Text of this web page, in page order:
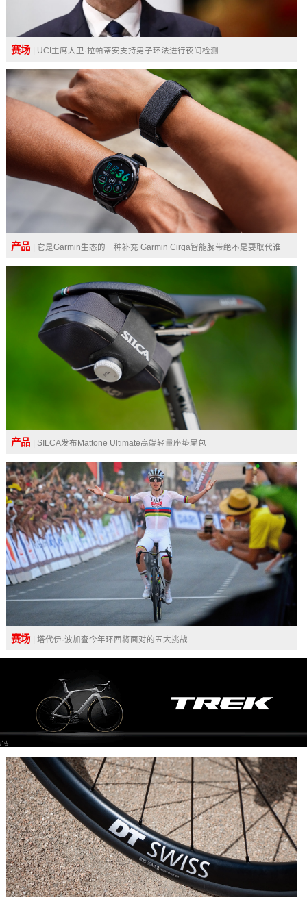
赛场 | UCI主席大卫·拉帕蒂安支持男子环法进行夜间检测
产品 | 它是Garmin生态的一种补充 Garmin Cirqa智能腕带绝不是要取代谁
产品 | SILCA发布Mattone Ultimate高端轻量座垫尾包
赛场 | 塔代伊·波加查今年环西将面对的五大挑战
广告